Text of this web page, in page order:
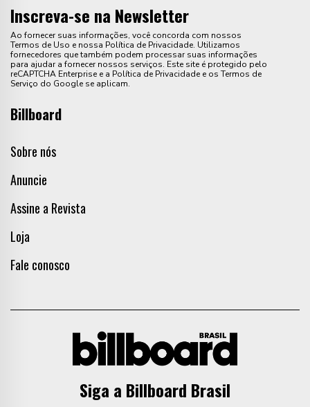
Inscreva-se na Newsletter
Ao fornecer suas informações, você concorda com nossos
Termos de Uso e nossa Política de Privacidade. Utilizamos
fornecedores que também podem processar suas informações
para ajudar a fornecer nossos serviços. Este site é protegido pelo
reCAPTCHA Enterprise e a Política de Privacidade e os Termos de
Serviço do Google se aplicam.
Billboard
Sobre nós
Anuncie
Assine a Revista
Loja
Fale conosco
Siga a Billboard Brasil